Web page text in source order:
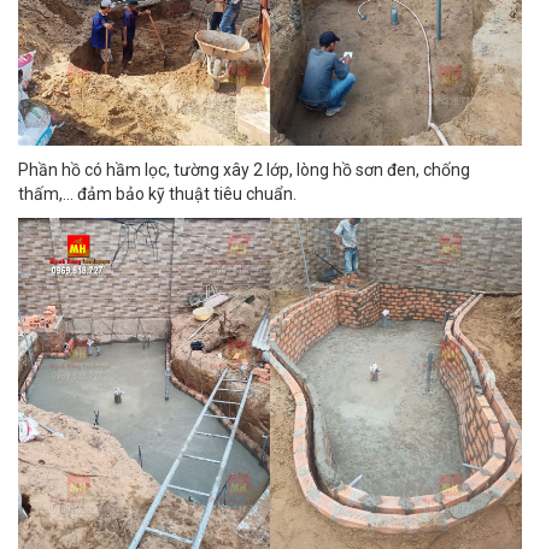
Phần hồ có hầm lọc, tường xây 2 lớp, lòng hồ sơn đen, chống
thấm,... đảm bảo kỹ thuật tiêu chuẩn.